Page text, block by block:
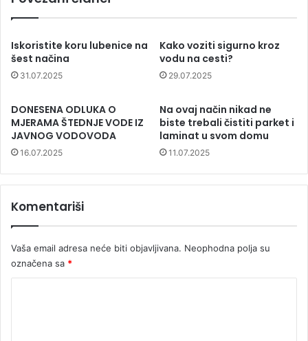
Iskoristite koru lubenice na
šest načina
31.07.2025
Kako voziti sigurno kroz
vodu na cesti?
29.07.2025
DONESENA ODLUKA O
MJERAMA ŠTEDNJE VODE IZ
JAVNOG VODOVODA
16.07.2025
Na ovaj način nikad ne
biste trebali čistiti parket i
laminat u svom domu
11.07.2025
Komentariši
Vaša email adresa neće biti objavljivana. Neophodna polja su
označena sa *